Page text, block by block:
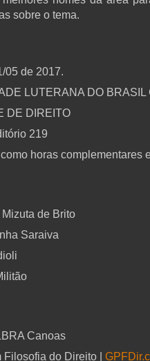
sobre o tema.
05 de 2017.
LUTERANA DO
DE DIREITO
219
horas complementares
de Brito
Saraiva
Canoas
do Direito |